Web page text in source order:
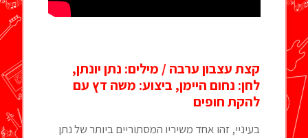
קצת עצבון ערבה / מילים: נתן יונתן,
לחן: נחום היימן, ביצוע: משה דץ עם
להקת חופים
בעיניי, זהו אחד משיריו המסתוריים ביותר של נתן